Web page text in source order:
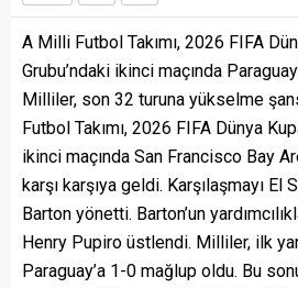
A Milli Futbol Takımı, 2026 FIFA
Grubu’ndaki ikinci maçında
Milliler, son 32 turuna yükselme
Futbol Takımı, 2026 FIFA Dünya
ikinci maçında San Francisco Bay
karşı karşıya geldi. Karşılaşmayı El
Barton yönetti. Barton’un
Henry Pupiro üstlendi. Milliler, ilk
Paraguay’a 1-0 mağlup oldu. Bu